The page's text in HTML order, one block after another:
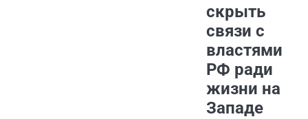
скрыть
связи с
властями
РФ ради
жизни на
Западе